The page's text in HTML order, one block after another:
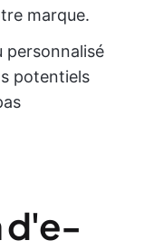
marque.
personnalisé
potentiels
d'e-